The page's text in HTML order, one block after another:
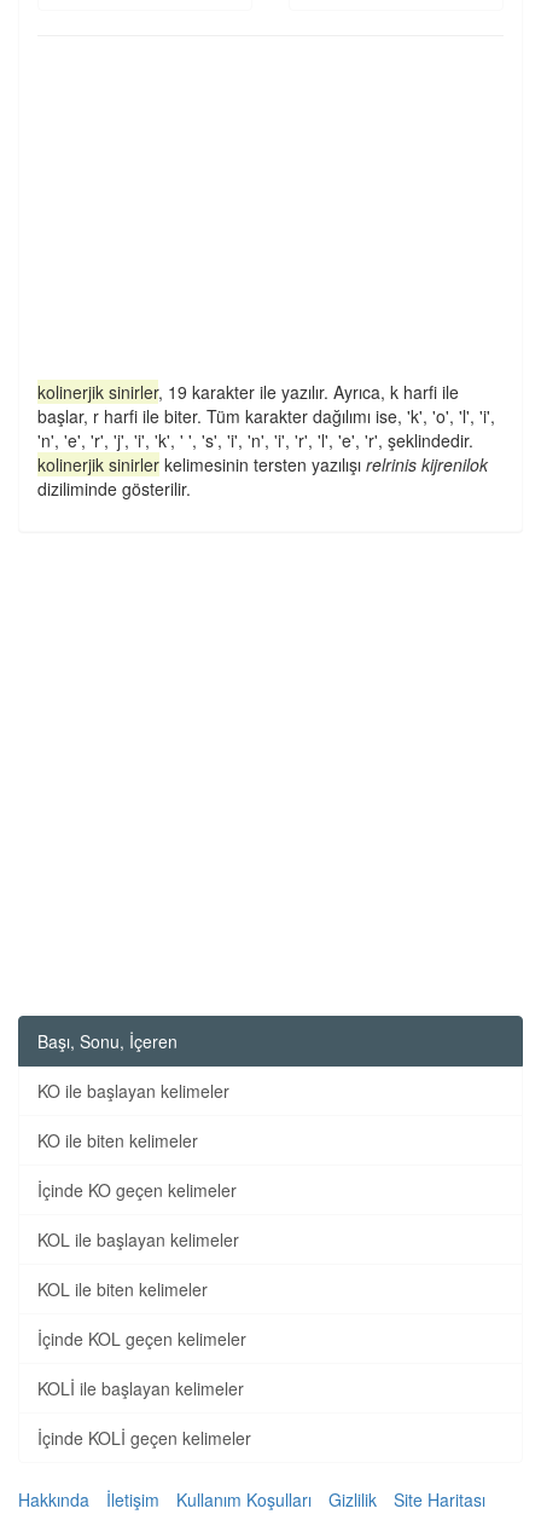
kolinerjik sinirler, 19 karakter ile yazılır. Ayrıca, k harfi ile
başlar, r harfi ile biter. Tüm karakter dağılımı ise, 'k', 'o', 'l', 'i',
'n', 'e', 'r', 'j', 'i', 'k', ' ', 's', 'i', 'n', 'i', 'r', 'l', 'e', 'r', şeklindedir.
kolinerjik sinirler kelimesinin tersten yazılışı relrinis kijrenilok
diziliminde gösterilir.
Başı, Sonu, İçeren
KO ile başlayan kelimeler
KO ile biten kelimeler
İçinde KO geçen kelimeler
KOL ile başlayan kelimeler
KOL ile biten kelimeler
İçinde KOL geçen kelimeler
KOLİ ile başlayan kelimeler
İçinde KOLİ geçen kelimeler
Hakkında İletişim Kullanım Koşulları Gizlilik Site Haritası